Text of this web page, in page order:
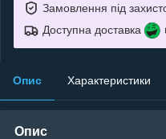
Замовлення під
Доступна доставка
Опис Характеристики
Опис